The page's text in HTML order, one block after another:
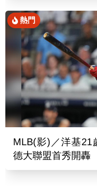
熱門
MLB(影)／洋基21
德大聯盟首秀開